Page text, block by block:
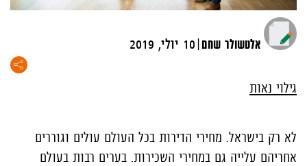
אלטשולר שחם|10 יולי, 2019
גילוי נאות
לא רק בישראל. מחירי הדירות בכל העולם עולים וגוררים
אחריהם עלייה גם במחירי השכירות. בערים רבות בעולם